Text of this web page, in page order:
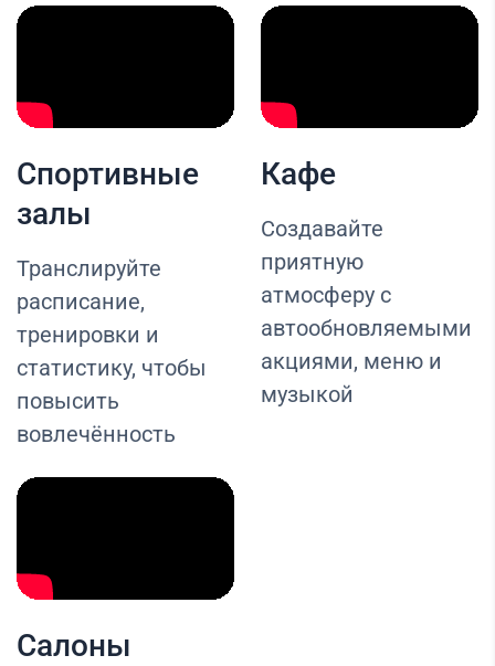
Спортивные
залы
Транслируйте
расписание,
тренировки и
статистику, чтобы
повысить
вовлечённость
Кафе
Создавайте
приятную
атмосферу с
автообновляемыми
акциями, меню и
музыкой
Салоны